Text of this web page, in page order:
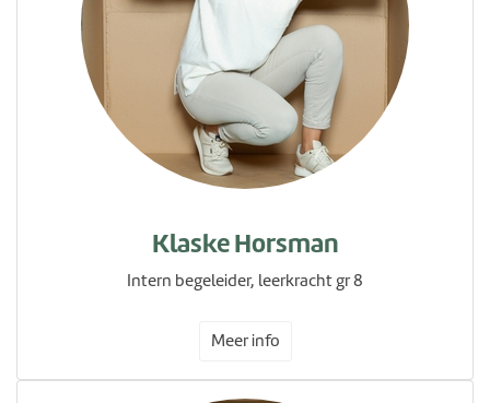
Klaske Horsman
Intern begeleider, leerkracht gr 8
Meer info